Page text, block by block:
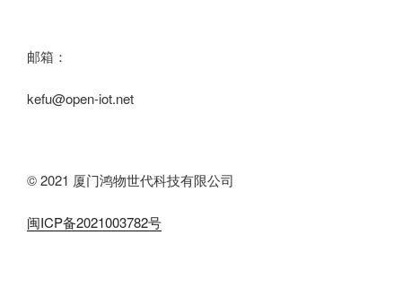
邮箱：
kefu@open-iot.net
© 2021 厦门鸿物世代科技有限公司
闽ICP备2021003782号